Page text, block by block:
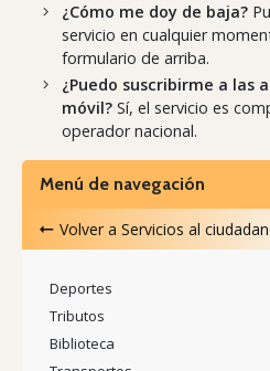
¿Cómo me doy de baja?
servicio en cualquier
formulario de arriba.
¿Puedo suscribirme a las
móvil? Sí, el servicio es
operador nacional.
Menú de navegación
Volver a Servicios al
Deportes
Tributos
Biblioteca